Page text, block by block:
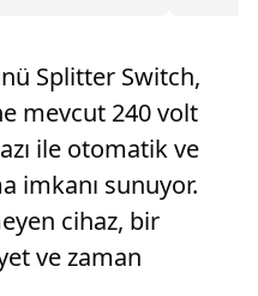
gurur
Splitter Switch,
mevcut 240 volt
ile otomatik ve
imkanı sunuyor.
cihaz, bir
ve zaman